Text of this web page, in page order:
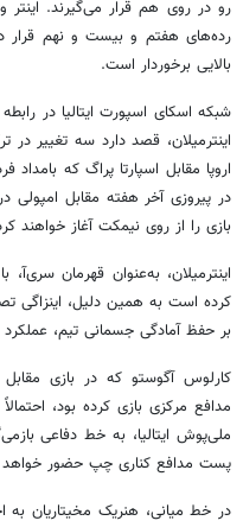
رده‌های هفتم و بیست و نهم قرار
بالایی برخوردار است.
شبکه اسکای اسپورت ایتالیا در
اینترمیلان، قصد دارد سه تغییر
اروپا مقابل اسپارتا پراگ که
در پیروزی آخر هفته مقابل امپولی
بازی را از روی نیمکت آغاز خواهند
اینترمیلان، به‌عنوان قهرمان
کرده است به همین دلیل، اینزاگی
بر حفظ آمادگی جسمانی تیم،
کارلوس آگوستو که در بازی مقابل
مدافع مرکزی بازی کرده بود،
ملی‌پوش ایتالیا، به خط دفاعی
پست مدافع کناری چپ حضور
در خط میانی، هنریک مخیتاریان به